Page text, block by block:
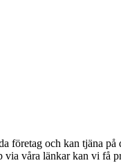
företag och kan tjäna på
våra länkar kan vi få